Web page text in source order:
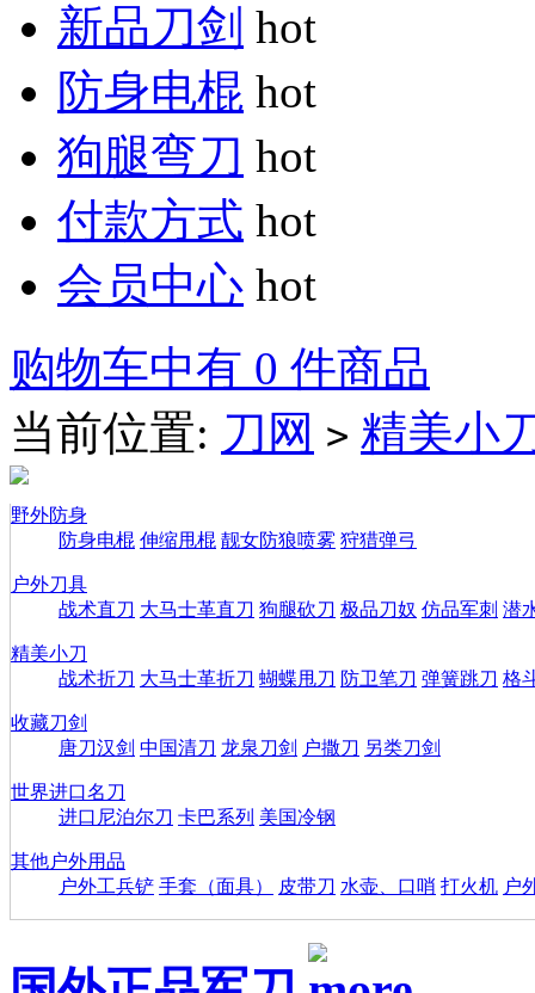
新品刀剑 hot
防身电棍 hot
狗腿弯刀 hot
付款方式 hot
会员中心 hot
购物车中有 0 件商品
当前位置: 刀网 > 精美小
野外防身
防身电棍 伸缩甩棍 靓女防狼喷雾 狩猎弹弓
户外刀具
战术直刀 大马士革直刀 狗腿砍刀 极品刀奴 仿品军刺 潜
精美小刀
战术折刀 大马士革折刀 蝴蝶甩刀 防卫笔刀 弹簧跳刀 格
收藏刀剑
唐刀汉剑 中国清刀 龙泉刀剑 户撒刀 另类刀剑
世界进口名刀
进口尼泊尔刀 卡巴系列 美国冷钢
其他户外用品
户外工兵铲 手套（面具） 皮带刀 水壶、口哨 打火机 户